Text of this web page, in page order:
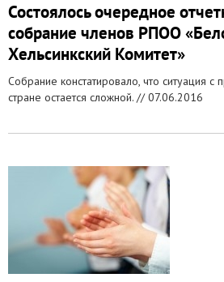
Состоялось очередное
собрание членов РПОО
Хельсинкский Комитет»
Собрание констатировало, что ситуация с
стране остается сложной. //07.06.2016